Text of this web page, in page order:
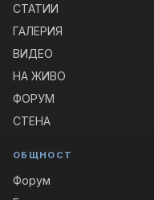
СТАТИИ
ГАЛЕРИЯ
ВИДЕО
НА ЖИВО
ФОРУМ
СТЕНА
ОБЩНОСТ
Форум